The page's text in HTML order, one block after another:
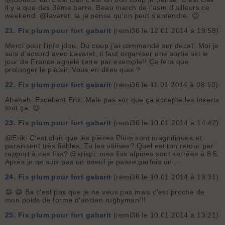
il y a que des 3ème barre. Beau match de l'asm d'ailleurs ce
weekend. @lavaret: la je pense qu'on peut s'entendre. 😉
21. Fix plum pour fort gabarit (remi36 le 12.01.2014 à 19:58)
Merci pour l'info jdou. Du coup j'ai commandé sur decat´ Moi je
suis d'accord avec Lavaret, il faut organiser une sortie ski le
jour de France agnelé terre par exemple!! Ça fera que
prolonger le plaisir. Vous en dites quoi ?
22. Fix plum pour fort gabarit (remi36 le 11.01.2014 à 08:10)
Ahahah. Excellent Erik. Mais pas sur que ça accepte les inserts
tout ça. 😉
23. Fix plum pour fort gabarit (remi36 le 10.01.2014 à 14:42)
@Erik: C'est clair que les pièces Plum sont magnifiques et
paraissent très fiables. Tu les utilises? Quel est ton retour par
rapport à ces fixs? @krispi: mes fixs alpines sont serrées à 8.5.
Après je ne suis pas un boeuf je passe parfois un ...
24. Fix plum pour fort gabarit (remi36 le 10.01.2014 à 13:31)
😄 😄 Ba c'est pas que je ne veux pas mais c'est proche de
mon poids de forme d'ancien rugbyman!!!
25. Fix plum pour fort gabarit (remi36 le 10.01.2014 à 13:21)